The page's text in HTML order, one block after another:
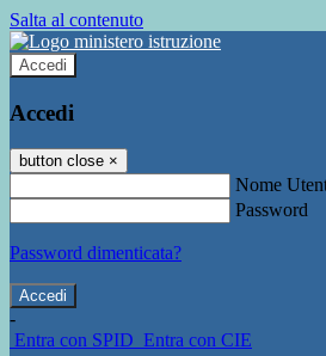
Salta al contenuto
Accedi
Accedi
button close ×
Nome
Password
Password dimenticata?
-
Entra con SPID Entra con CIE